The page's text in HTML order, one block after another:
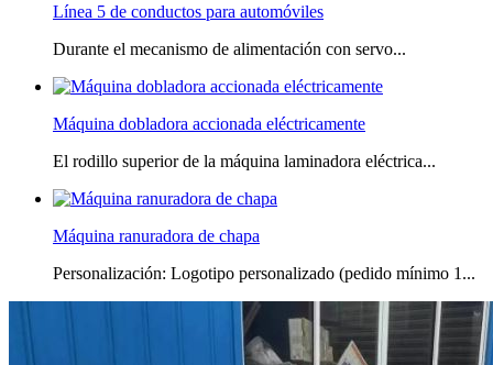
Línea 5 de conductos para automóviles
Durante el mecanismo de alimentación con servo...
Máquina dobladora accionada eléctricamente
El rodillo superior de la máquina laminadora eléctrica...
Máquina ranuradora de chapa
Personalización: Logotipo personalizado (pedido mínimo 1...